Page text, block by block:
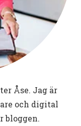
Åse. Jag är
och digital
bloggen.